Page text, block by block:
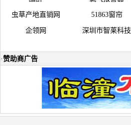
虫草产地直销网 51863窗帘
企领网 深圳市智莱科技
·赞助商广告